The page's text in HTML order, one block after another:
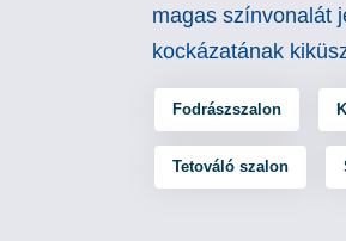
magas színvonalát
kockázatának
Fodrászszalon
Tetováló szalon